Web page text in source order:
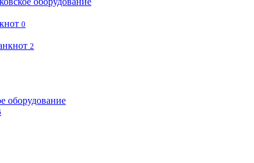
0
2
оборудование